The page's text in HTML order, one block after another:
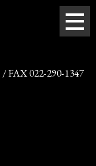
/ FAX 022-290-1347